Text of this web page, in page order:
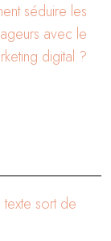
séduire les
avec le
digital ?
texte sort de